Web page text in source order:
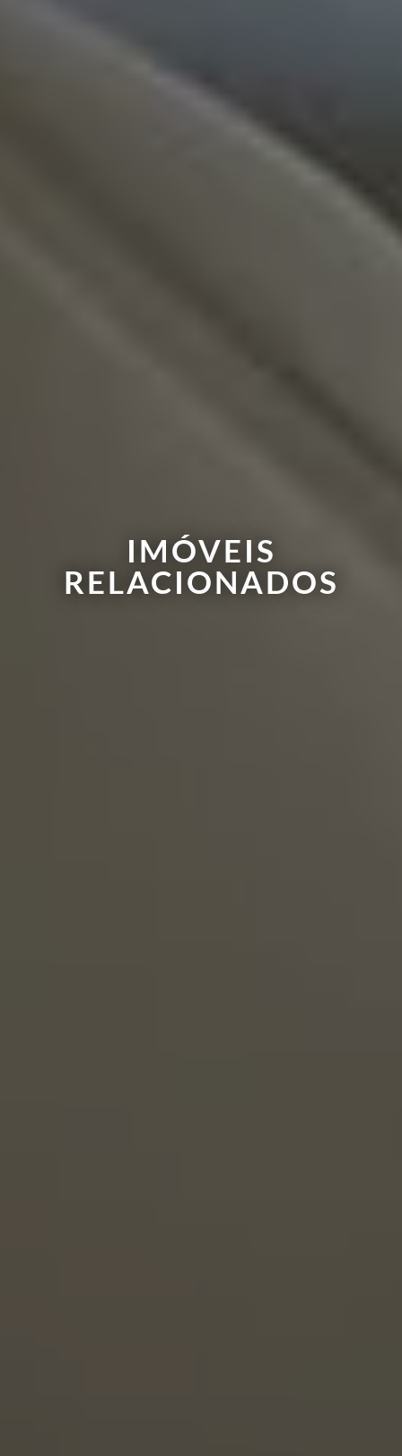
IMÓVEIS
RELACIONADOS